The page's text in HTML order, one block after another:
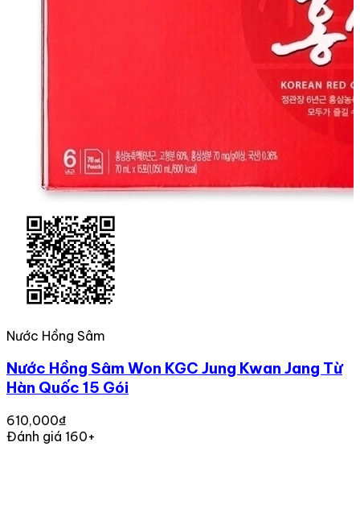
Nước Hồng Sâm
Nước Hồng Sâm Won KGC Jung Kwan Jang Từ
Hàn Quốc 15 Gói
610,000₫
Đánh giá 160+